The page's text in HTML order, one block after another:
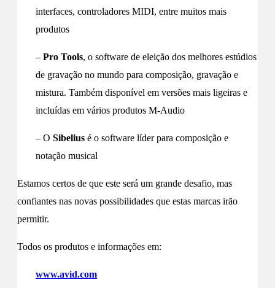
interfaces, controladores MIDI, entre muitos mais
produtos
– Pro Tools, o software de eleição dos melhores estúdios
de gravação no mundo para composição, gravação e
mistura. Também disponível em versões mais ligeiras e
incluídas em vários produtos M-Audio
– O Sibelius é o software líder para composição e
notação musical
Estamos certos de que este será um grande desafio, mas
confiantes nas novas possibilidades que estas marcas irão
permitir.
Todos os produtos e informações em:
www.avid.com